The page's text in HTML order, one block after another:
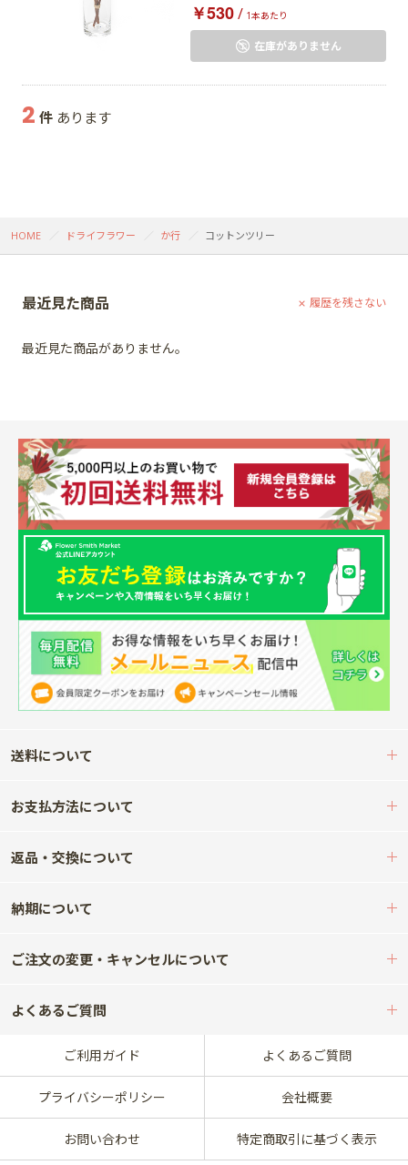
￥530/ 1本あたり
在庫がありません
2 件 あります
HOME ドライフラワー か行 コットンツリー
最近見た商品
最近見た商品がありません。
履歴を残さない
送料について
お支払方法について
返品・交換について
納期について
ご注文の変更・キャンセルについて
よくあるご質問
ご利用ガイド よくあるご質問
プライバシーポリシー 会社概要
お問い合わせ 特定商取引に基づく表示